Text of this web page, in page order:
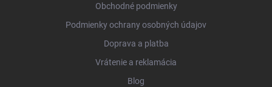
Obchodné podmienky
Podmienky ochrany osobných údajov
Doprava a platba
Vrátenie a reklamácia
Blog